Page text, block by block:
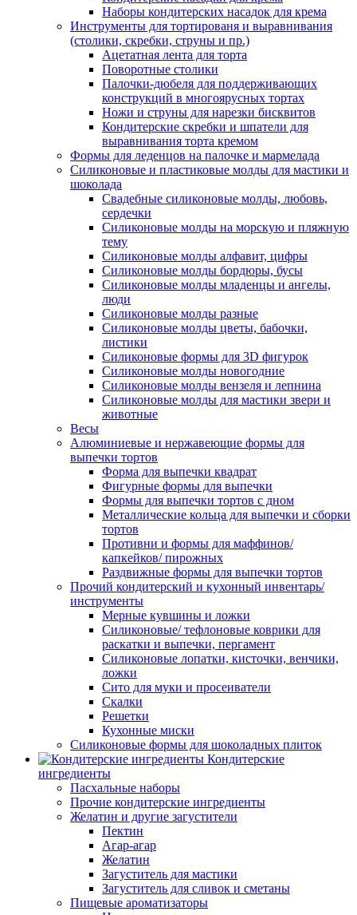
Наборы кондитерских насадок для крема
Инструменты для тортированя и выравнивания
(столики, скребки, струны и пр.)
Ацетатная лента для торта
Поворотные столики
Палочки-дюбеля для поддерживающих
конструкций в многоярусных тортах
Ножи и струны для нарезки бисквитов
Кондитерские скребки и шпатели для
выравнивания торта кремом
Формы для леденцов на палочке и мармелада
Силиконовые и пластиковые молды для мастики и
шоколада
Свадебные силиконовые молды, любовь,
сердечки
Силиконовые молды на морскую и пляжную
тему
Силиконовые молды алфавит, цифры
Силиконовые молды бордюры, бусы
Силиконовые молды младенцы и ангелы,
люди
Силиконовые молды разные
Силиконовые молды цветы, бабочки,
листики
Силиконовые формы для 3D фигурок
Силиконовые молды новогодние
Силиконовые молды вензеля и лепнина
Силиконовые молды для мастики звери и
животные
Весы
Алюминиевые и нержавеющие формы для
выпечки тортов
Форма для выпечки квадрат
Фигурные формы для выпечки
Формы для выпечки тортов с дном
Металлические кольца для выпечки и сборки
тортов
Противни и формы для маффинов/
капкейков/ пирожных
Раздвижные формы для выпечки тортов
Прочий кондитерский и кухонный инвентарь/
инструменты
Мерные кувшины и ложки
Силиконовые/ тефлоновые коврики для
раскатки и выпечки, пергамент
Силиконовые лопатки, кисточки, венчики,
ложки
Сито для муки и просеиватели
Скалки
Решетки
Кухонные миски
Силиконовые формы для шоколадных плиток
Кондитерские
ингредиенты
Пасхальные наборы
Прочие кондитерские ингредиенты
Желатин и другие загустители
Пектин
Агар-агар
Желатин
Загуститель для мастики
Загуститель для сливок и сметаны
Пищевые ароматизаторы